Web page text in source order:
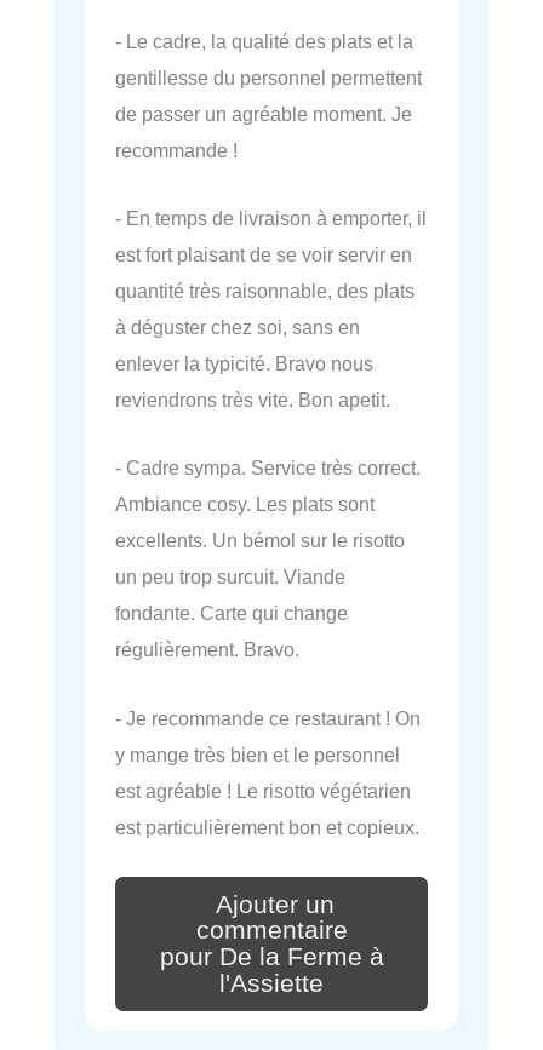
- Le cadre, la qualité des plats et la
gentillesse du personnel permettent
de passer un agréable moment. Je
recommande !
- En temps de livraison à emporter, il
est fort plaisant de se voir servir en
quantité très raisonnable, des plats
à déguster chez soi, sans en
enlever la typicité. Bravo nous
reviendrons très vite. Bon apetit.
- Cadre sympa. Service très correct.
Ambiance cosy. Les plats sont
excellents. Un bémol sur le risotto
un peu trop surcuit. Viande
fondante. Carte qui change
régulièrement. Bravo.
- Je recommande ce restaurant ! On
y mange très bien et le personnel
est agréable ! Le risotto végétarien
est particulièrement bon et copieux.
Ajouter un
commentaire
pour De la Ferme à
l'Assiette